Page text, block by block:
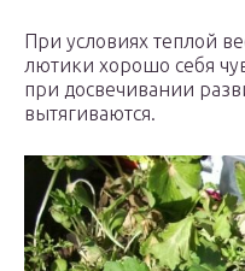
При условиях теплой
лютики хорошо себя
при досвечивании
вытягиваются.